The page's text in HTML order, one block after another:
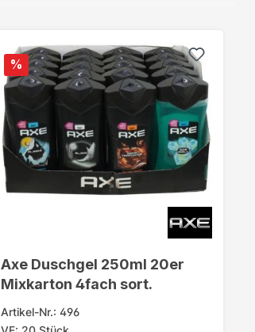
%
Axe Duschgel 250ml 20er
Mixkarton 4fach sort.
Artikel-Nr.: 496